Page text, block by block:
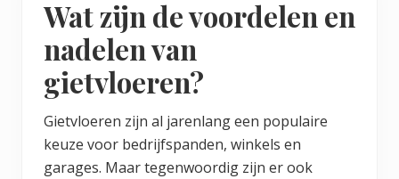
Wat zijn de voordelen en
nadelen van
gietvloeren?
Gietvloeren zijn al jarenlang een populaire
keuze voor bedrijfspanden, winkels en
garages. Maar tegenwoordig zijn er ook